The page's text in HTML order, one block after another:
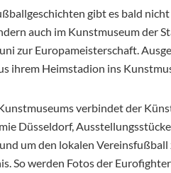
gibt es bald
auch im Kunstmuseum der
zur Europameisterschaft.
ihrem Heimstadion ins
verbindet der
Düsseldorf,
um den lokalen Vereinsfußball
So werden Fotos der